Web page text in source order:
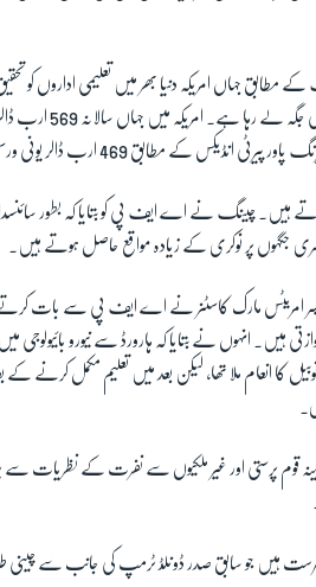
مطابق جہاں امریکہ دنیا بھر میں تعلیمی اداروں کو
لے رہا ہے۔ امریکہ میں جہاں سالانہ569 ارب
پاور پیرٹی انڈیکس کے مطابق469 ارب ڈالر یونی
آتے ہیں۔ چینگ نے اے ایف پی کو بتایا کہ بطور
جگہوں پر نوکری کے زیادہ مواقع حاصل ہوتے ہیں۔
امریٹس مارک کاسٹنر نے اے ایف پی سے بات کرتے
ہیں۔ انہوں نے بتایا کہ ہارورڈ سے نیورو
کا انعام ملا تھا، لیکن بعد میں تعلیم مکمل کرنے
قوم پرستی اور غیر ملکیوں سے نفرت کے نظریات
ہیں جو سابق صدر ڈونلڈ ٹرمپ کی جانب سے